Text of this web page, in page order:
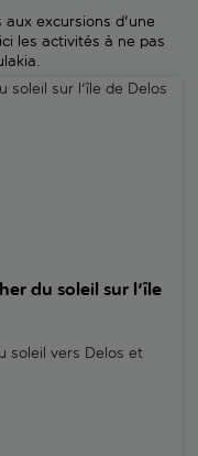
excursions d'une
les activités à ne pas
sur l'île de Delos et
du soleil sur l'île
soleil vers Delos et